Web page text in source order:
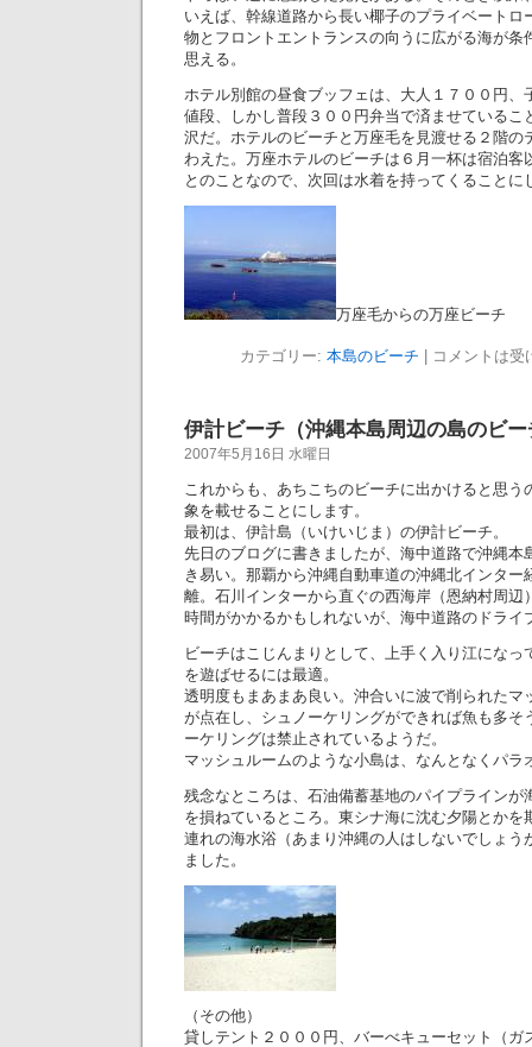
いえば、幹線道路から長い椰子のプライベートロ
物とフロントエントランスの向うに広がる海が条
思える。
ホテル別館の昼食ブッフェは、大人１７００円、
値段、しかし普段３００円弁当で済ませているこ
沢だ。ホテルのビーチと万座毛を見渡せる２階の
わえた。万座ホテルのビーチは６月一杯は宿泊客
とのことなので、次回は水着を持ってくることに
万座毛からの万座ビーチ
カテゴリー: 本島のビーチ コメントは受
伊計ビーチ（沖縄本島周辺の島のビー
2007年5月16日 水曜日
これからも、あちこちのビーチに出かけると思う
象を載せることにします。
最初は、伊計島（いけいじま）の伊計ビーチ。
先日のブログに書きましたが、海中道路で沖縄本
き易い。那覇から沖縄自動車道の沖縄北インター
離。石川インターから直ぐの西海岸（恩納村周辺
時間がかかるかもしれないが、海中道路のドライ
ビーチはこじんまりとして、上手く入り江になっ
を遊ばせるには最適。
透明度もまあまあ良い。沖合いに波で削られたマ
が点在し、シュノーケリングができれば魚も多そ
ーケリングは禁止されているようだ。
マッシュルームのような小島は、なんとなくパラ
残念なところは、石油備蓄基地のパイプラインが
を損ねているところ。東シナ海に沈む夕陽とかを
連れの海水浴（あまり沖縄の人はしないでしょう
ました。
（その他）
貸しテント２０００円、バーべキューセット（ガ